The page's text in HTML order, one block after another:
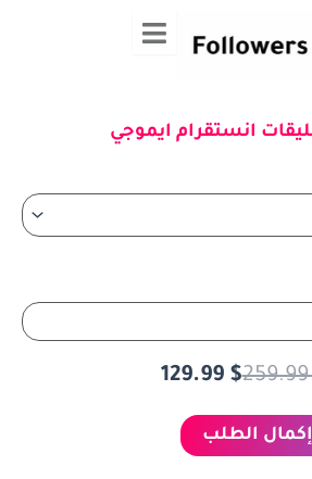
السعر
129.99$
السعر
الطلب